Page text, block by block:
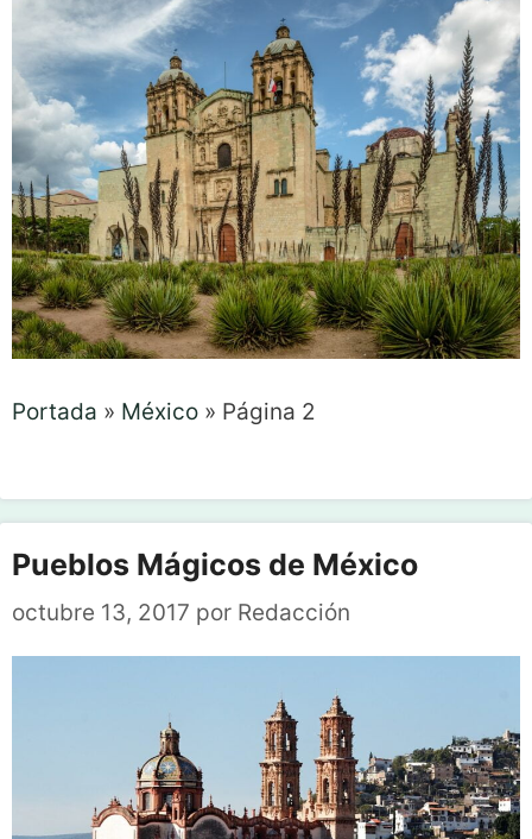
Portada » México » Página 2
Pueblos Mágicos de México
octubre 13, 2017 por Redacción